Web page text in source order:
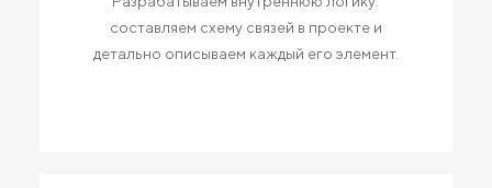
составляем схему связей в проекте и
детально описываем каждый его элемент.